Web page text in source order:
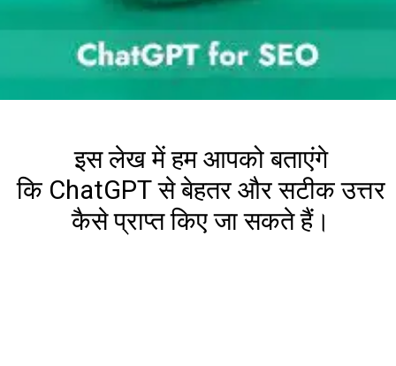
इस लेख में हम आपको बताएंगे
कि ChatGPT से बेहतर और सटीक उत्तर
कैसे प्राप्त किए जा सकते हैं।